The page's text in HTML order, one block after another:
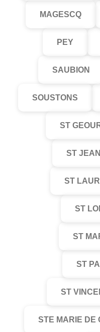
MAGESCQ
PEY
SAUBION
SOUSTONS
ST
ST
ST
ST
ST
ST
ST
STE MARIE DE